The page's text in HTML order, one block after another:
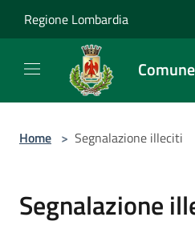
Regione Lombardia
Home > Segnalazione illeciti
Segnalazione